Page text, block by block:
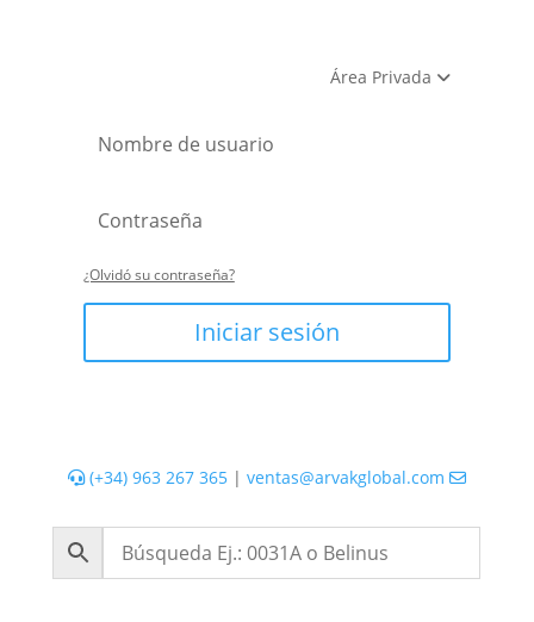
Área Privada
¿Olvidó su contraseña?
Iniciar sesión
(+34) 963 267 365| ventas@arvakglobal.com